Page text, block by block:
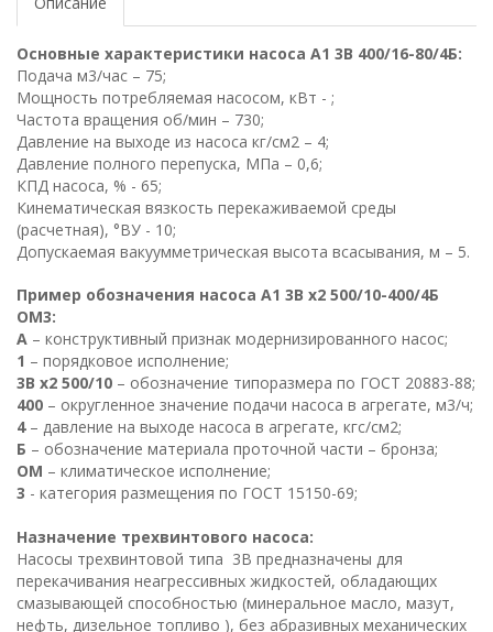
Основные характеристики насоса А1 3В 400/16-80/4Б:
Подача м3/час – 75;
Мощность потребляемая насосом, кВт - ;
Частота вращения об/мин – 730;
Давление на выходе из насоса кг/см2 – 4;
Давление полного перепуска, МПа – 0,6;
КПД насоса, % - 65;
Кинематическая вязкость перекаживаемой среды
(расчетная), °ВУ - 10;
Допускаемая вакуумметрическая высота всасывания, м – 5.
Пример обозначения насоса А1 3В х2 500/10-400/4Б
ОМ3:
А – конструктивный признак модернизированного насос;
1 – порядковое исполнение;
3В х2 500/10 – обозначение типоразмера по ГОСТ 20883-88;
400 – округленное значение подачи насоса в агрегате, м3/ч;
4– давление на выходе насоса в агрегате, кгс/см2;
Б – обозначение материала проточной части – бронза;
ОМ – климатическое исполнение;
3 - категория размещения по ГОСТ 15150-69;
Назначение трехвинтового насоса:
Насосы трехвинтовой типа 3В предназначены для
перекачивания неагрессивных жидкостей, обладающих
смазывающей способностью (минеральное масло, мазут,
нефть, дизельное топливо ), без абразивных механических